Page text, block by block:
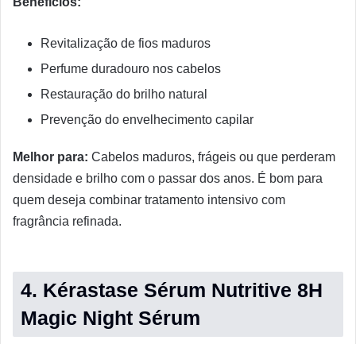
Revitalização de fios maduros
Perfume duradouro nos cabelos
Restauração do brilho natural
Prevenção do envelhecimento capilar
Melhor para: Cabelos maduros, frágeis ou que perderam
densidade e brilho com o passar dos anos. É bom para
quem deseja combinar tratamento intensivo com
fragrância refinada.
4. Kérastase Sérum Nutritive 8H
Magic Night Sérum